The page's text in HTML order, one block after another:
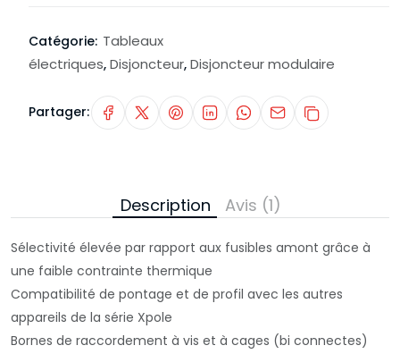
Catégorie: Tableaux
électriques, Disjoncteur, Disjoncteur modulaire
Partager:
Description Avis (1)
Sélectivité élevée par rapport aux fusibles amont grâce à
une faible contrainte thermique
Compatibilité de pontage et de profil avec les autres
appareils de la série Xpole
Bornes de raccordement à vis et à cages (bi connectes)